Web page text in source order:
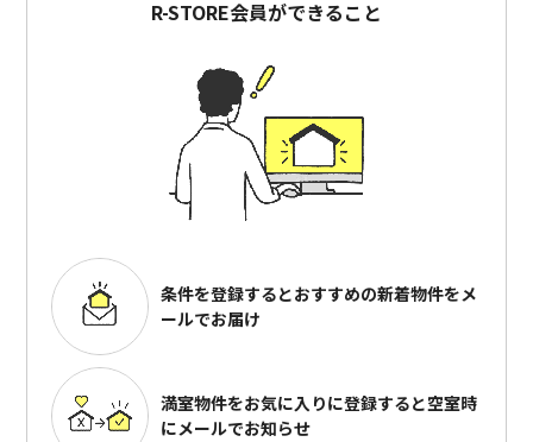
R-STORE会員ができること
条件を登録するとおすすめの新着物件をメ
ールでお届け
満室物件をお気に入りに登録すると空室時
にメールでお知らせ